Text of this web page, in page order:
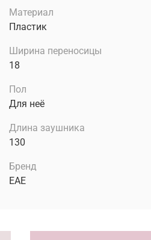
Материал
Пластик
Ширина переносицы
18
Пол
Для неё
Длина заушника
130
Бренд
EAE